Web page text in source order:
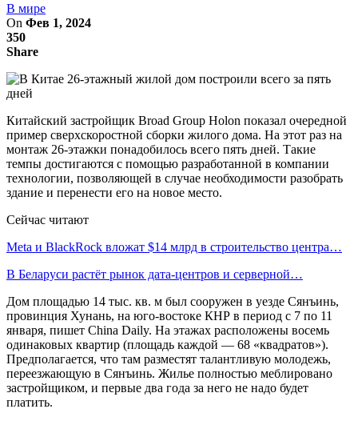
В мире
On Фев 1, 2024
350
Share
Китайский застройщик Broad Group Holon показал очередной
пример сверхскоростной сборки жилого дома. На этот раз на
монтаж 26-этажки понадобилось всего пять дней. Такие
темпы достигаются с помощью разработанной в компании
технологии, позволяющей в случае необходимости разобрать
здание и перенести его на новое место.
Сейчас читают
Meta и BlackRock вложат $14 млрд в строительство центра…
В Беларуси растёт рынок дата-центров и серверной…
Дом площадью 14 тыс. кв. м был сооружен в уезде Сянъинь,
провинция Хунань, на юго-востоке КНР в период с 7 по 11
января, пишет China Daily. На этажах расположены восемь
одинаковых квартир (площадь каждой — 68 «квадратов»).
Предполагается, что там разместят талантливую молодежь,
переезжающую в Сянъинь. Жилье полностью меблировано
застройщиком, и первые два года за него не надо будет
платить.